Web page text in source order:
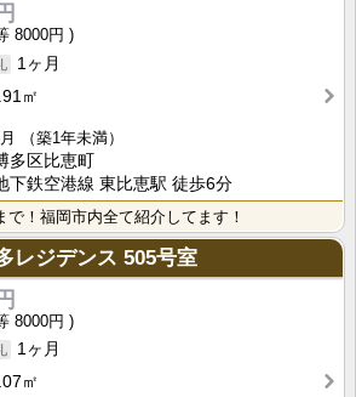
8000円
1ヶ月
㎡
（築1年未満）
多区比恵町
下鉄空港線 東比恵駅 徒歩6分
！福岡市内全て紹介してます！
レジデンス 505号室
8000円
1ヶ月
㎡